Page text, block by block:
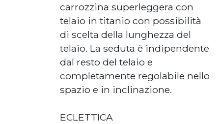
carrozzina superleggera con
telaio in titanio con possibilità
di scelta della lunghezza del
telaio. La seduta è indipendente
dal resto del telaio e
completamente regolabile nello
spazio e in inclinazione.
ECLETTICA